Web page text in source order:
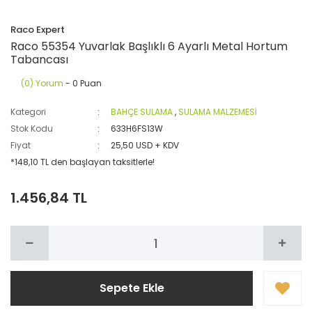
Raco Expert
Raco 55354 Yuvarlak Başlıklı 6 Ayarlı Metal Hortum
Tabancası
(0) Yorum - 0 Puan
Kategori BAHÇE SULAMA,SULAMA MALZEMESİ
Stok Kodu
633H6FS13W
Fiyat
25,50 USD + KDV
*148,10 TL den başlayan taksitlerle!
1.456,84 TL
Sepete Ekle